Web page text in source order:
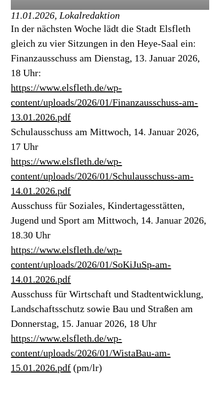
11.01.2026, Lokalredaktion
In der nächsten Woche lädt die Stadt Elsfleth
gleich zu vier Sitzungen in den Heye-Saal ein:
Finanzausschuss am Dienstag, 13. Januar 2026,
18 Uhr:
https://www.elsfleth.de/wp-
content/uploads/2026/01/Finanzausschuss-am-
13.01.2026.pdf
Schulausschuss am Mittwoch, 14. Januar 2026,
17 Uhr
https://www.elsfleth.de/wp-
content/uploads/2026/01/Schulausschuss-am-
14.01.2026.pdf
Ausschuss für Soziales, Kindertagesstätten,
Jugend und Sport am Mittwoch, 14. Januar 2026,
18.30 Uhr
https://www.elsfleth.de/wp-
content/uploads/2026/01/SoKiJuSp-am-
14.01.2026.pdf
Ausschuss für Wirtschaft und Stadtentwicklung,
Landschaftsschutz sowie Bau und Straßen am
Donnerstag, 15. Januar 2026, 18 Uhr
https://www.elsfleth.de/wp-
content/uploads/2026/01/WistaBau-am-
15.01.2026.pdf (pm/lr)